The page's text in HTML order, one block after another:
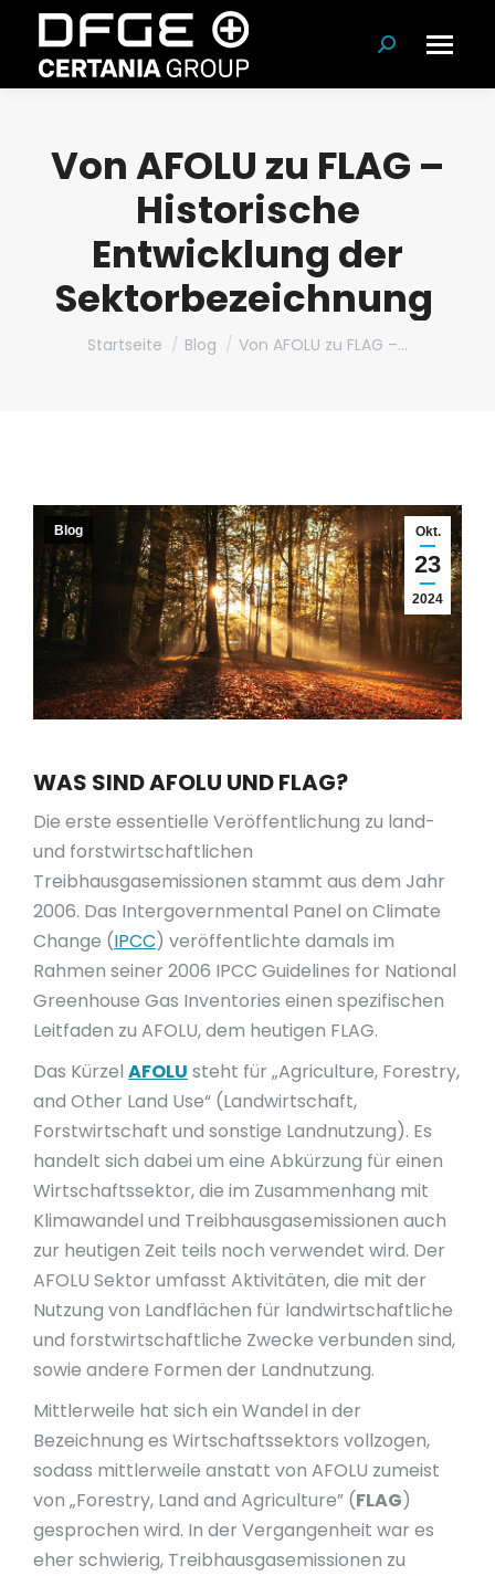
Suchen:
Von AFOLU zu FLAG –
Historische
Entwicklung der
Sektorbezeichnung
Du bist hier:
Startseite Blog Von AFOLU zu FLAG –…
Okt.
23
2024
Blog
WAS SIND AFOLU UND FLAG?
Die erste essentielle Veröffentlichung zu land-
und forstwirtschaftlichen
Treibhausgasemissionen stammt aus dem Jahr
2006. Das Intergovernmental Panel on Climate
Change (IPCC) veröffentlichte damals im
Rahmen seiner 2006 IPCC Guidelines for National
Greenhouse Gas Inventories einen spezifischen
Leitfaden zu AFOLU, dem heutigen FLAG.
Das Kürzel AFOLU steht für „Agriculture, Forestry,
and Other Land Use“ (Landwirtschaft,
Forstwirtschaft und sonstige Landnutzung). Es
handelt sich dabei um eine Abkürzung für einen
Wirtschaftssektor, die im Zusammenhang mit
Klimawandel und Treibhausgasemissionen auch
zur heutigen Zeit teils noch verwendet wird. Der
AFOLU Sektor umfasst Aktivitäten, die mit der
Nutzung von Landflächen für landwirtschaftliche
und forstwirtschaftliche Zwecke verbunden sind,
sowie andere Formen der Landnutzung.
Mittlerweile hat sich ein Wandel in der
Bezeichnung es Wirtschaftssektors vollzogen,
sodass mittlerweile anstatt von AFOLU zumeist
von „Forestry, Land and Agriculture” (FLAG)
gesprochen wird. In der Vergangenheit war es
eher schwierig, Treibhausgasemissionen zu